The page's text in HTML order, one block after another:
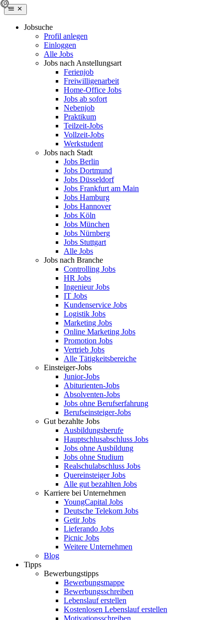
Jobsuche
Profil anlegen
Einloggen
Alle Jobs
Jobs nach Anstellungsart
Ferienjob
Freiwilligenarbeit
Home-Office Jobs
Jobs ab sofort
Nebenjob
Praktikum
Teilzeit-Jobs
Vollzeit-Jobs
Werkstudent
Jobs nach Stadt
Jobs Berlin
Jobs Dortmund
Jobs Düsseldorf
Jobs Frankfurt am Main
Jobs Hamburg
Jobs Hannover
Jobs Köln
Jobs München
Jobs Nürnberg
Jobs Stuttgart
Alle Jobs
Jobs nach Branche
Controlling Jobs
HR Jobs
Ingenieur Jobs
IT Jobs
Kundenservice Jobs
Logistik Jobs
Marketing Jobs
Online Marketing Jobs
Promotion Jobs
Vertrieb Jobs
Alle Tätigkeitsbereiche
Einsteiger-Jobs
Junior-Jobs
Abiturienten-Jobs
Absolventen-Jobs
Jobs ohne Berufserfahrung
Berufseinsteiger-Jobs
Gut bezahlte Jobs
Ausbildungsberufe
Hauptschlusabschluss Jobs
Jobs ohne Ausbildung
Jobs ohne Studium
Realschulabschluss Jobs
Quereinsteiger Jobs
Alle gut bezahlten Jobs
Karriere bei Unternehmen
YoungCapital Jobs
Deutsche Telekom Jobs
Getir Jobs
Lieferando Jobs
Picnic Jobs
Weitere Unternehmen
Blog
Tipps
Bewerbungstipps
Bewerbungsmappe
Bewerbungsschreiben
Lebenslauf erstellen
Kostenlosen Lebenslauf erstellen
Motivationsschreiben